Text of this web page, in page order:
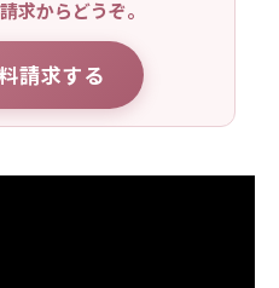
求からどうぞ。
請求する